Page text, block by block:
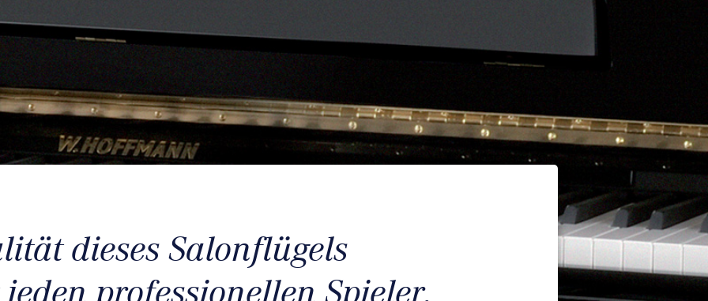
dieses Salonflügels
professionellen Spieler.